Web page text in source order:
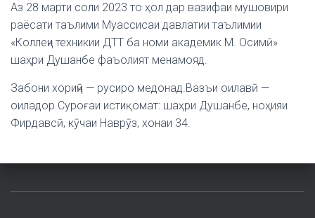
Аз 28 марти соли 2023 то ҳол дар вазифаи мушовири
раёсати таълими Муассисаи давлатии таълимии
«Коллеҷи техникии ДТТ ба номи академик М. Осимӣ»
шаҳри Душанбе фаъолият менамояд.
Забони хориҷӣ — русиро медонад.Вазъи оилавӣ —
оиладор.Суроғаи истиқомат: шаҳри Душанбе, ноҳияи
Фирдавсӣ, кӯчаи Наврӯз, хонаи 34.